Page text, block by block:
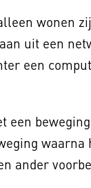
wonen
uit een
een
een
ander